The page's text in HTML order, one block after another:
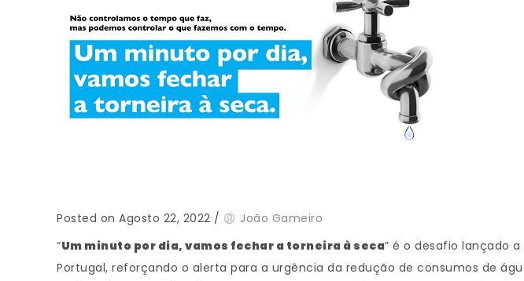
Posted on Agosto 22, 2022 /
João Gameiro
“Um minuto por dia, vamos fechar a torneira à seca” é o desafio lançado
Portugal, reforçando o alerta para a urgência da redução de consumos de